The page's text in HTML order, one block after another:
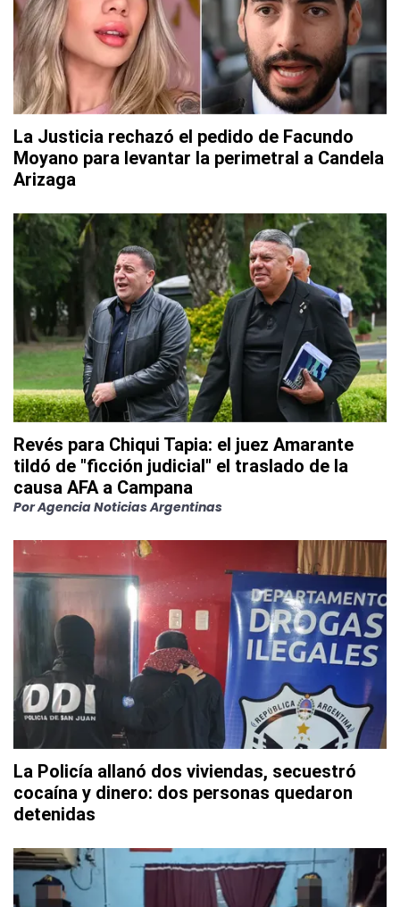
La Justicia rechazó el pedido de Facundo
Moyano para levantar la perimetral a Candela
Arizaga
Revés para Chiqui Tapia: el juez Amarante
tildó de "ficción judicial" el traslado de la
causa AFA a Campana
PorAgencia Noticias Argentinas
La Policía allanó dos viviendas, secuestró
cocaína y dinero: dos personas quedaron
detenidas